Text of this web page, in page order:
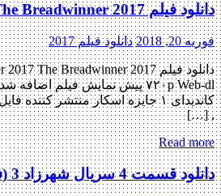
دانلود فیلم The Breadwinner 2017
فوریه 20, 2018 دانلود فیلم 2017
کاندیدای ۱ جایزه اسکار منتشر
, […]
Read more
دانلود قسمت 4 سریال شهرزاد 3 (فصل سوم)